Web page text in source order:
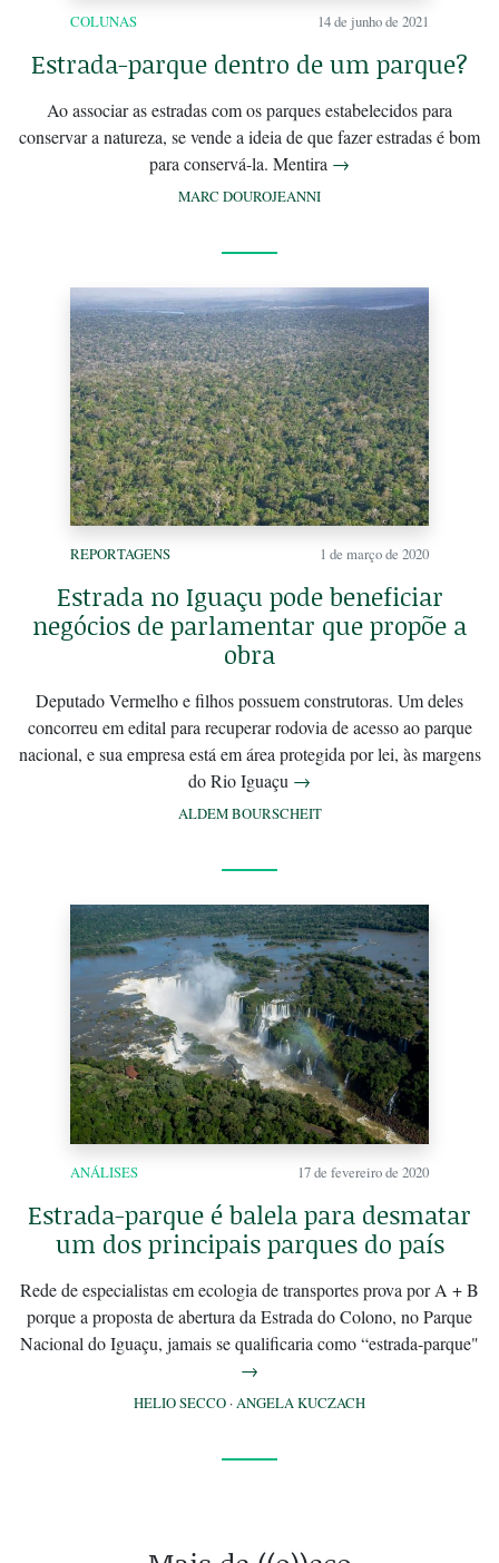
COLUNAS 14 de junho de 2021
Estrada-parque dentro de um parque?
Ao associar as estradas com os parques estabelecidos para
conservar a natureza, se vende a ideia de que fazer estradas é bom
para conservá-la. Mentira →
MARC DOUROJEANNI
REPORTAGENS 1 de março de 2020
Estrada no Iguaçu pode beneficiar
negócios de parlamentar que propõe a
obra
Deputado Vermelho e filhos possuem construtoras. Um deles
concorreu em edital para recuperar rodovia de acesso ao parque
nacional, e sua empresa está em área protegida por lei, às margens
do Rio Iguaçu →
ALDEM BOURSCHEIT
ANÁLISES 17 de fevereiro de 2020
Estrada-parque é balela para desmatar
um dos principais parques do país
Rede de especialistas em ecologia de transportes prova por A + B
porque a proposta de abertura da Estrada do Colono, no Parque
Nacional do Iguaçu, jamais se qualificaria como “estrada-parque"
→
HELIO SECCO ·ANGELA KUCZACH